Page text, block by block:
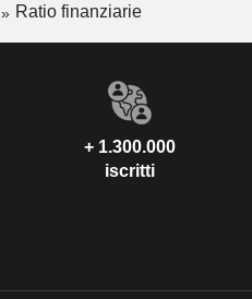
Ratio finanziarie
+ 1.300.000
iscritti